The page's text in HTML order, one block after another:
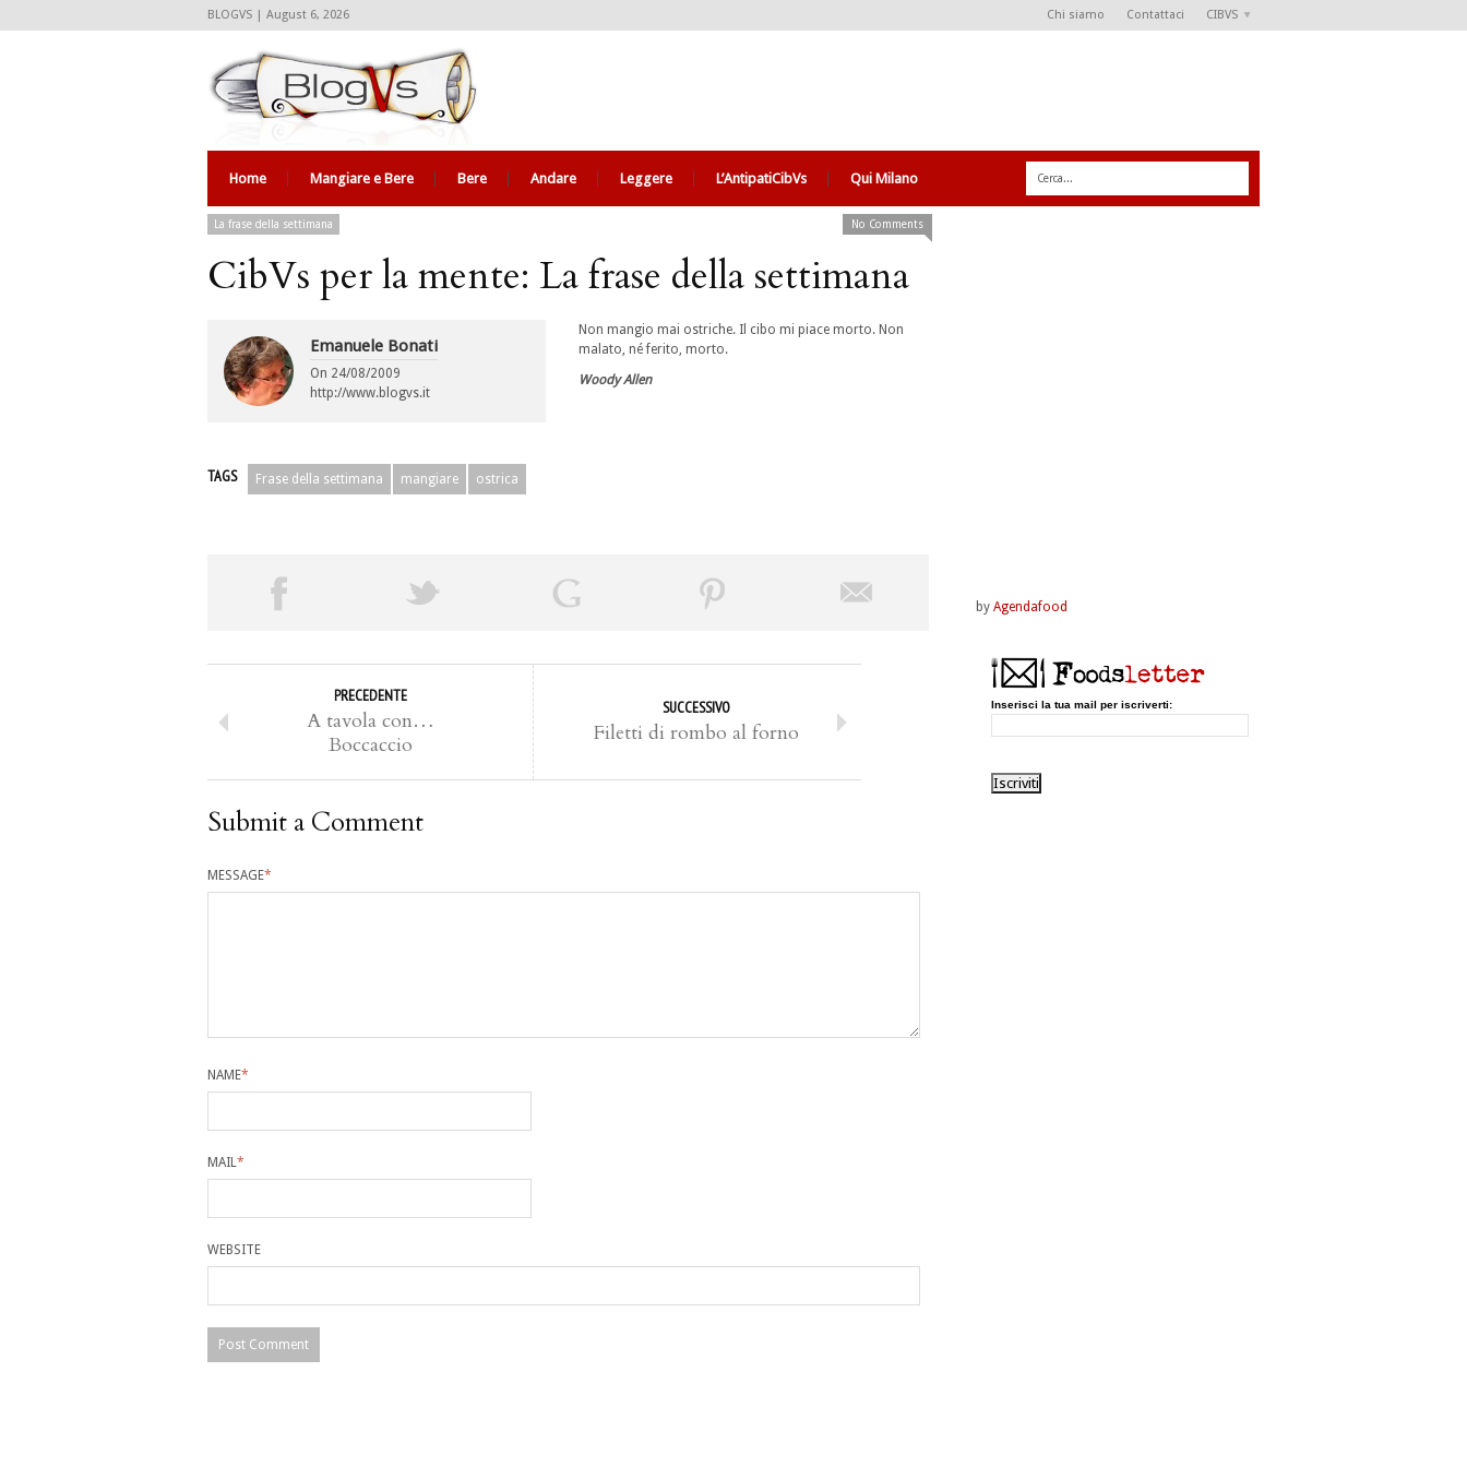
BLOGVS | August 6, 2026 Chi siamo Contattaci CIBVS
Home Mangiare e Bere Bere Andare Leggere L’AntipatiCibVs Qui Milano
La frase della settimana No Comments
CibVs per la mente: La frase della settimana
Emanuele Bonati
On 24/08/2009
http://www.blogvs.it
Non mangio mai ostriche. Il cibo mi piace morto. Non
malato, né ferito, morto.
Woody Allen
TAGS Frase della settimana mangiare ostrica
PRECEDENTE
A tavola con…
Boccaccio
SUCCESSIVO
Filetti di rombo al forno
Submit a Comment
MESSAGE*
NAME*
MAIL*
WEBSITE
by Agendafood
Inserisci la tua mail per iscriverti: